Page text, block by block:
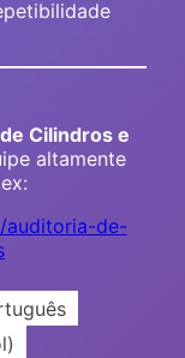
Cilindros e
altamente
auditoria-de-
)